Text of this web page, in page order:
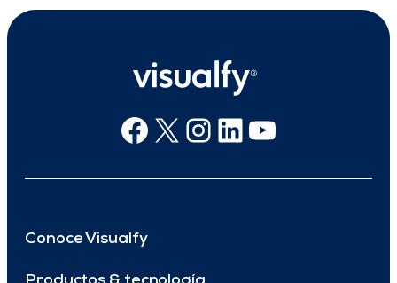
Facebook
X Instagram
Linkedin
Youtube
Conoce Visualfy